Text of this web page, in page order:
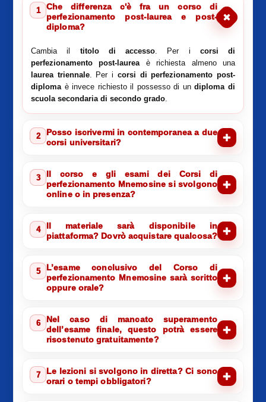
1
Che differenza c'è fra un corso di
perfezionamento post-laurea e post-
diploma?
Cambia il titolo di accesso. Per i corsi di
perfezionamento post-laureaè richiesta almeno una
laurea triennale. Per i corsi di perfezionamento post-
diplomaè invece richiesto il possesso di undiploma di
scuola secondaria di secondo grado.
2
Posso iscrivermi in contemporanea a due
corsi universitari?
3
Il corso e gli esami dei Corsi di
perfezionamento Mnemosine si svolgono
online o in presenza?
4
Il materiale sarà disponibile in
piattaforma? Dovrò acquistare qualcosa?
5
L’esame conclusivo del Corso di
perfezionamento Mnemosine sarà scritto
oppure orale?
6
Nel caso di mancato superamento
dell’esame finale, questo potrà essere
risostenuto gratuitamente?
7
Le lezioni si svolgono in diretta? Ci sono
orari o tempi obbligatori?